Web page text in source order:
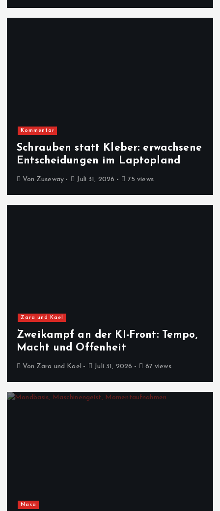
Kommentar
Schrauben statt Kleber: erwachsene
Entscheidungen im Laptopland
Von Zuseway Juli 31, 2026 75 views
Zara und Kael
Zweikampf an der KI-Front: Tempo,
Macht und Offenheit
Von Zara und Kael Juli 31, 2026 67 views
Nasa